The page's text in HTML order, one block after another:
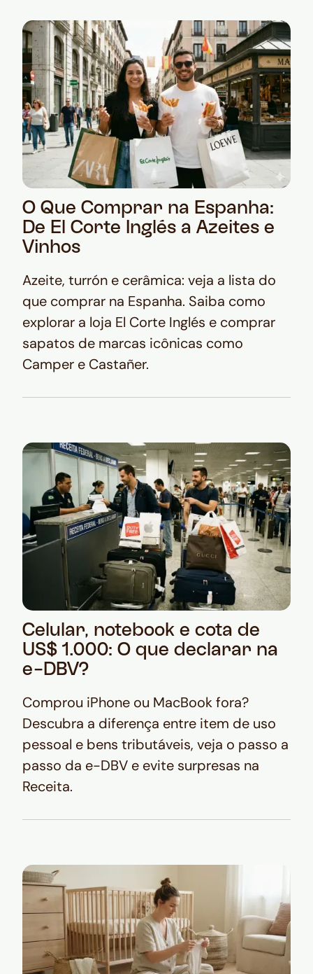
O Que Comprar na Espanha:
De El Corte Inglés a Azeites e
Vinhos
Azeite, turrón e cerâmica: veja a lista do
que comprar na Espanha. Saiba como
explorar a loja El Corte Inglés e comprar
sapatos de marcas icônicas como
Camper e Castañer.
Celular, notebook e cota de
US$ 1.000: O que declarar na
e-DBV?
Comprou iPhone ou MacBook fora?
Descubra a diferença entre item de uso
pessoal e bens tributáveis, veja o passo a
passo da e-DBV e evite surpresas na
Receita.